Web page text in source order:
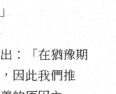
：「在猶豫期
因此我們推